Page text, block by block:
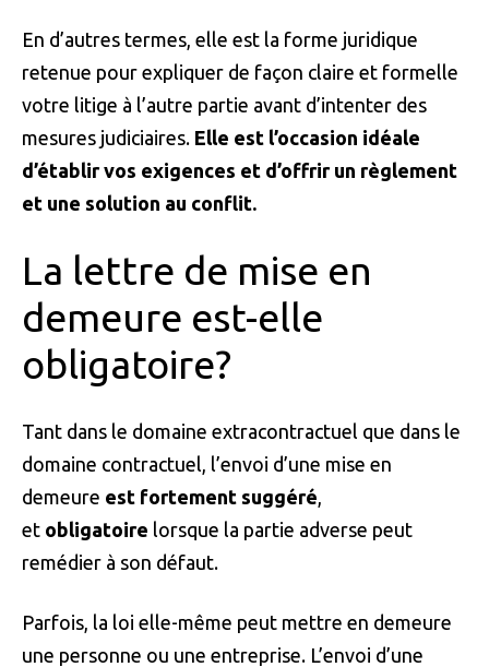
En d’autres termes, elle est la forme juridique
retenue pour expliquer de façon claire et formelle
votre litige à l’autre partie avant d’intenter des
mesures judiciaires. Elle est l’occasion idéale
d’établir vos exigences et d’offrir un règlement
et une solution au conflit.
La lettre de mise en
demeure est-elle
obligatoire?
Tant dans le domaine extracontractuel que dans le
domaine contractuel, l’envoi d’une mise en
demeure est fortement suggéré,
et obligatoire lorsque la partie adverse peut
remédier à son défaut.
Parfois, la loi elle-même peut mettre en demeure
une personne ou une entreprise. L’envoi d’une